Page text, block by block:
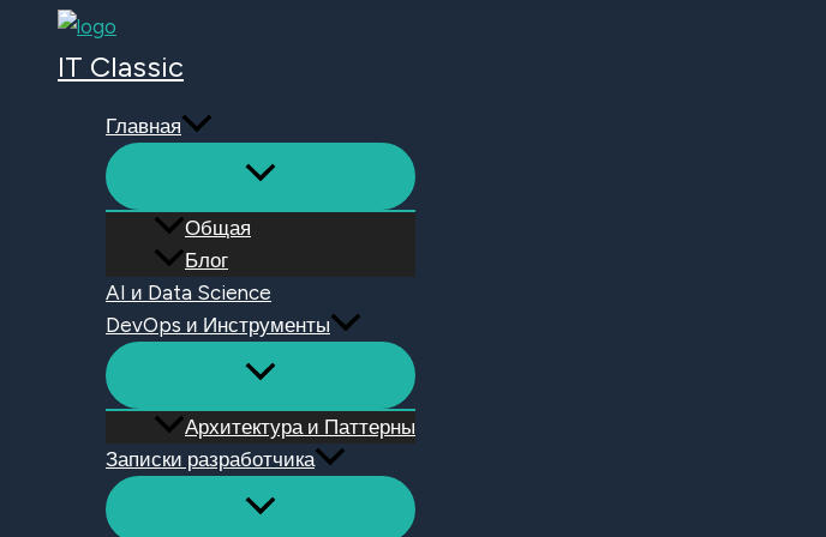
Перейти
IT Classic
Главная
Общая
Блог
AI и Data Science
DevOps и Инструменты
Архитектура и Паттерны
Записки разработчика